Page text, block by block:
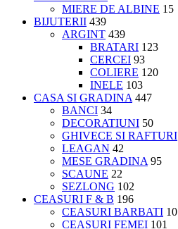
MIERE DE ALBINE 15
BIJUTERII 439
ARGINT 439
BRATARI 123
CERCEI 93
COLIERE 120
INELE 103
CASA SI GRADINA 447
BANCI 34
DECORATIUNI 50
GHIVECE SI RAFTURI
LEAGAN 42
MESE GRADINA 95
SCAUNE 22
SEZLONG 102
CEASURI F & B 196
CEASURI BARBATI 10
CEASURI FEMEI 101